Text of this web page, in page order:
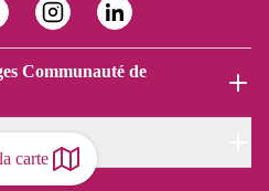
carte
Communauté de